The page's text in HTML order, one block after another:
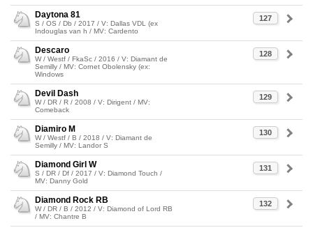
127
Daytona 81
S / OS / Db / 2017 / V: Dallas VDL (ex
Indouglas van h / MV: Cardento
128
Descaro
W / Westf / FkaSc / 2016 / V: Diamant de
Semilly / MV: Cornet Obolensky (ex:
Windows
129
Devil Dash
W / DR / R / 2008 / V: Dirigent / MV:
Comeback
130
Diamiro M
W / Westf / B / 2018 / V: Diamant de
Semilly / MV: Landor S
131
Diamond Girl W
S / DR / Df / 2017 / V: Diamond Touch /
MV: Danny Gold
132
Diamond Rock RB
W / DR / B / 2012 / V: Diamond of Lord RB
/ MV: Chantre B